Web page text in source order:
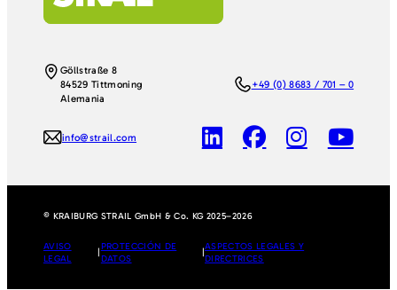
Göllstraße 8
84529 Tittmoning
Alemania
+49 (0) 8683 / 701 – 0
info@strail.com
© KRAIBURG STRAIL GmbH & Co. KG 2025–2026
AVISO
LEGAL
|
PROTECCIÓN DE
DATOS
|
ASPECTOS LEGALES Y
DIRECTRICES